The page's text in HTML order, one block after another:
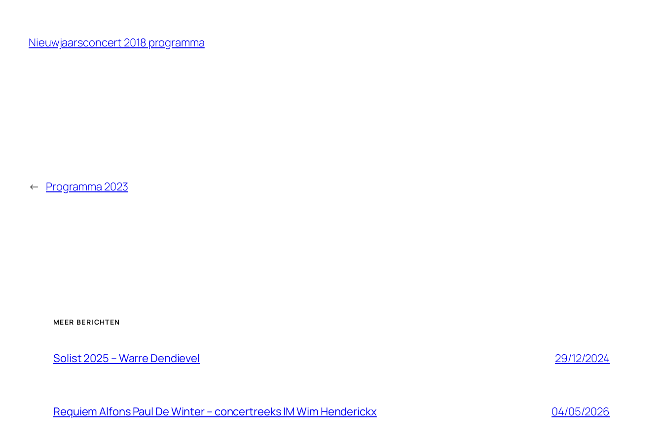
Nieuwjaarsconcert 2018 programma
← Programma 2023
MEER BERICHTEN
Solist 2025 – Warre Dendievel 29/12/2024
Requiem Alfons Paul De Winter – concertreeks IM Wim Henderickx 04/05/2026